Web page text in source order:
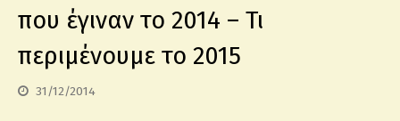
που έγιναν το 2014 – Τι
περιμένουμε το 2015
31/12/2014